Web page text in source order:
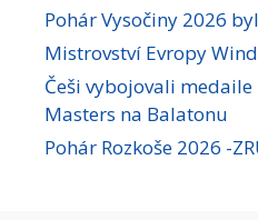
Pohár Vysočiny 2026
Mistrovství Evropy
Češi vybojovali medaile
Masters na Balatonu
Pohár Rozkoše 2026 -